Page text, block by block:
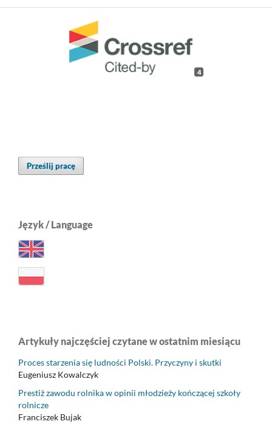
4
Prześlij pracę
Język / Language
Artykuły najczęściej czytane w ostatnim miesiącu
Proces starzenia się ludności Polski. Przyczyny i skutki
Eugeniusz Kowalczyk
Prestiż zawodu rolnika w opinii młodzieży kończącej szkoły
rolnicze
Franciszek Bujak